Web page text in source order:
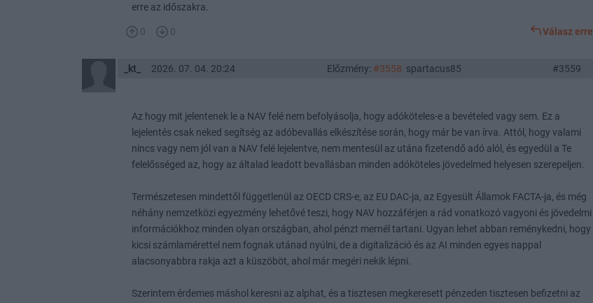
erre az időszakra.
0 0 Válasz erre
_kt_ 2026. 07. 04. 20:24 Előzmény: #3558 spartacus85 #3559
Az hogy mit jelentenek le a NAV felé nem befolyásolja, hogy adóköteles-e a bevételed vagy sem. Ez a
lejelentés csak neked segítség az adóbevallás elkészítése során, hogy már be van írva. Attól, hogy valami
nincs vagy nem jól van a NAV felé lejelentve, nem mentesül az utána fizetendő adó alól, és egyedül a Te
felelősséged az, hogy az általad leadott bevallásban minden adóköteles jövedelmed helyesen szerepeljen.
Természetesen mindettől függetlenül az OECD CRS-e, az EU DAC-ja, az Egyesült Államok FACTA-ja, és még
néhány nemzetközi egyezmény lehetővé teszi, hogy NAV hozzáférjen a rád vonatkozó vagyoni és jövedelmi
információkhoz minden olyan országban, ahol pénzt mernél tartani. Ugyan lehet abban reménykedni, hogy
kicsi számlamérettel nem fognak utánad nyúlni, de a digitalizáció és az AI minden egyes nappal
alacsonyabbra rakja azt a küszöböt, ahol már megéri nekik lépni.
Szerintem érdemes máshol keresni az alphat, és a tisztesen megkeresett pénzeden tisztesen befizetni az